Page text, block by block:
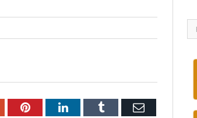
PinterestLinkedInTumblr Email